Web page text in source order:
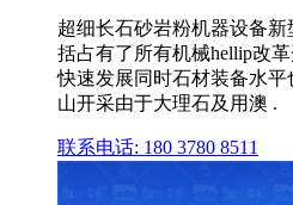
超细长石砂岩粉机器设备
括占有了所有机械hellip改
快速发展同时石材装备水
山开采由于大理石及用澳 .
联系电话: 180 3780 8511